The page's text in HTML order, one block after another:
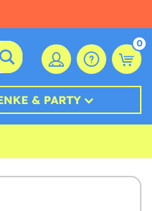
0
& PARTY